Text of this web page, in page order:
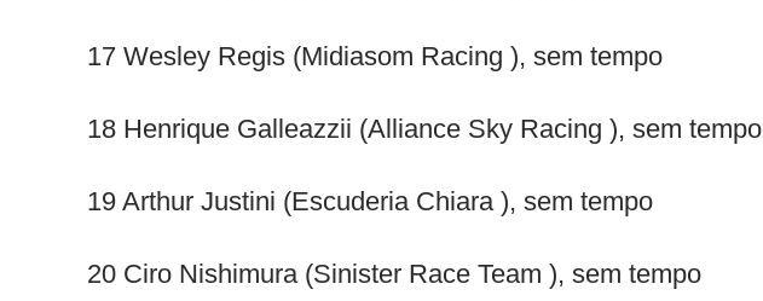
17 Wesley Regis (Midiasom Racing ), sem tempo
18 Henrique Galleazzii (Alliance Sky Racing ), sem tempo
19 Arthur Justini (Escuderia Chiara ), sem tempo
20 Ciro Nishimura (Sinister Race Team ), sem tempo